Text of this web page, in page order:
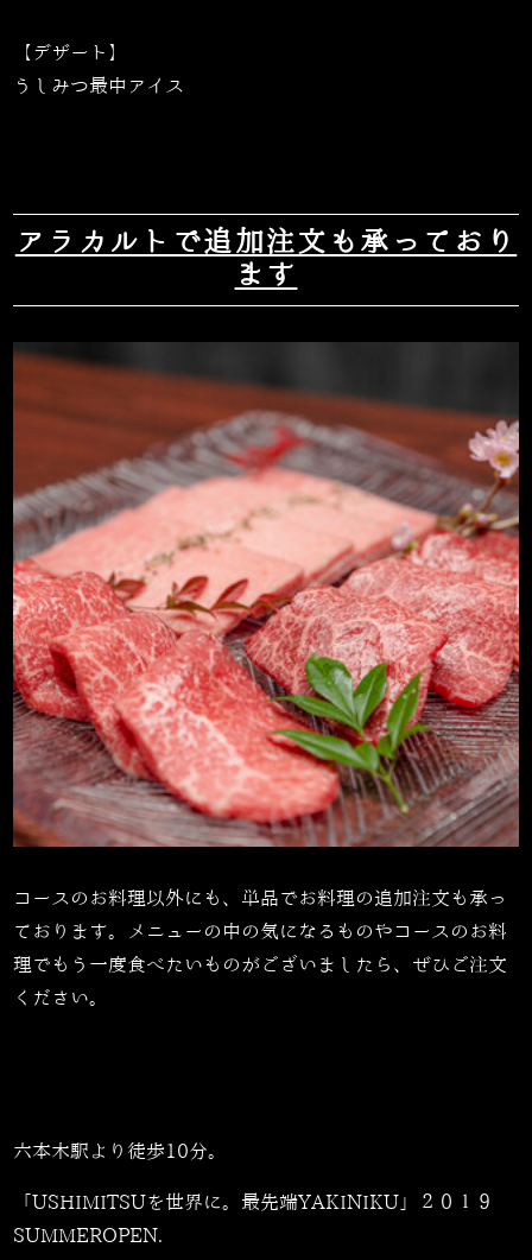
【デザート】
うしみつ最中アイス
アラカルトで追加注文も承っており
ます
コースのお料理以外にも、単品でお料理の追加注文も承っ
ております。メニューの中の気になるものやコースのお料
理でもう一度食べたいものがございましたら、ぜひご注文
ください。
六本木駅より徒歩10分。
「USHIMITSUを世界に。最先端YAKINIKU」２０１９
SUMMEROPEN.